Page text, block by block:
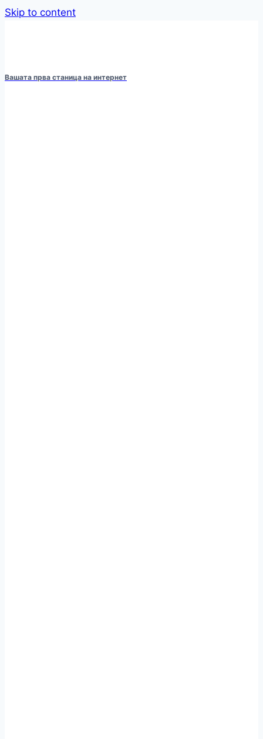
Skip to content
Вашата прва станица на интернет